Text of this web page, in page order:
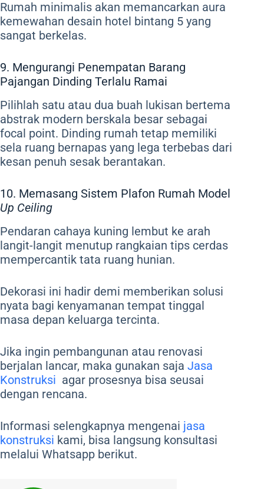
Rumah minimalis akan memancarkan aura
kemewahan desain hotel bintang 5 yang
sangat berkelas.
9. Mengurangi Penempatan Barang
Pajangan Dinding Terlalu Ramai
Pilihlah satu atau dua buah lukisan bertema
abstrak modern berskala besar sebagai
focal point. Dinding rumah tetap memiliki
sela ruang bernapas yang lega terbebas dari
kesan penuh sesak berantakan.
10. Memasang Sistem Plafon Rumah Model
Up Ceiling
Pendaran cahaya kuning lembut ke arah
langit-langit menutup rangkaian tips cerdas
mempercantik tata ruang hunian.
Dekorasi ini hadir demi memberikan solusi
nyata bagi kenyamanan tempat tinggal
masa depan keluarga tercinta.
Jika ingin pembangunan atau renovasi
berjalan lancar, maka gunakan saja Jasa
Konstruksi agar prosesnya bisa seusai
dengan rencana.
Informasi selengkapnya mengenai jasa
konstruksi kami, bisa langsung konsultasi
melalui Whatsapp berikut.